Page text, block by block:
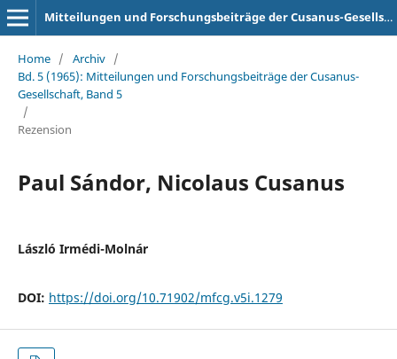
Mitteilungen und Forschungsbeiträge der Cusanus-Gesellschaft
Home / Archiv /
Bd. 5 (1965): Mitteilungen und Forschungsbeiträge der Cusanus-
Gesellschaft, Band 5
/
Rezension
Paul Sándor, Nicolaus Cusanus
László Irmédi-Molnár
DOI: https://doi.org/10.71902/mfcg.v5i.1279